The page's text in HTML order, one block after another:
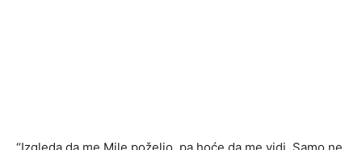
“Izgleda da me Mile poželio, pa hoće da me vidi. Samo ne